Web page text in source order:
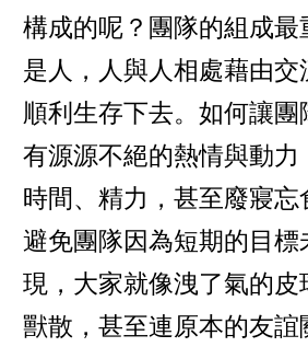
構成的呢？團隊的組成最
是人，人與人相處藉由交
順利生存下去。如何讓團
有源源不絕的熱情與動力
時間、精力，甚至廢寢忘
避免團隊因為短期的目標
現，大家就像洩了氣的皮
獸散，甚至連原本的友誼